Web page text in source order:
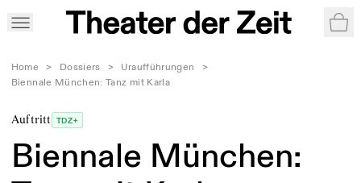
Home > Dossiers > Uraufführungen
>
Biennale München: Tanz mit Karla
Auftritt TDZ+
Biennale München: